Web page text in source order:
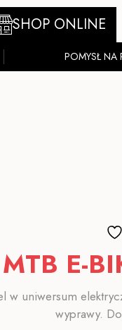
SHOP ONLINE
POMYSŁ NA
MTB E-
w uniwersum
wyprawy.